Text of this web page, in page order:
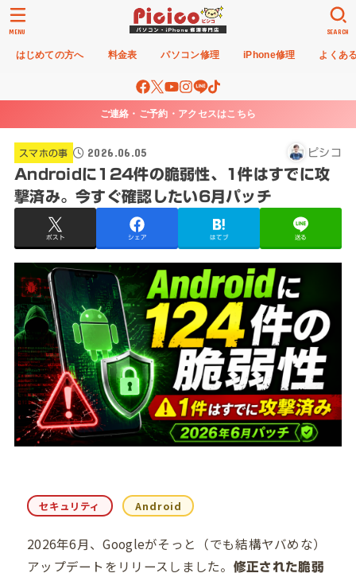
はじめての方へ 料金表 パソコン修理 iPhone修理 よくあ
SEARCH
MENU
ご連絡・ご予約・アクセスはこちら
スマホの事 2026.06.05 ピシコ
Androidに124件の脆弱性、1件はすでに攻
撃済み。今すぐ確認したい6月パッチ
ポスト シェア はてブ 送る
セキュリティ Android
2026年6月、Googleがそっと（でも結構ヤバめな）
アップデートをリリースしました。
修正された脆弱